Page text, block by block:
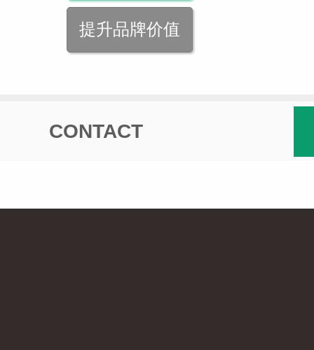
0574-81877818
提升品牌价值
CONTACT